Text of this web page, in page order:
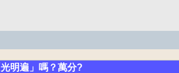
明遍」嗎？萬分?